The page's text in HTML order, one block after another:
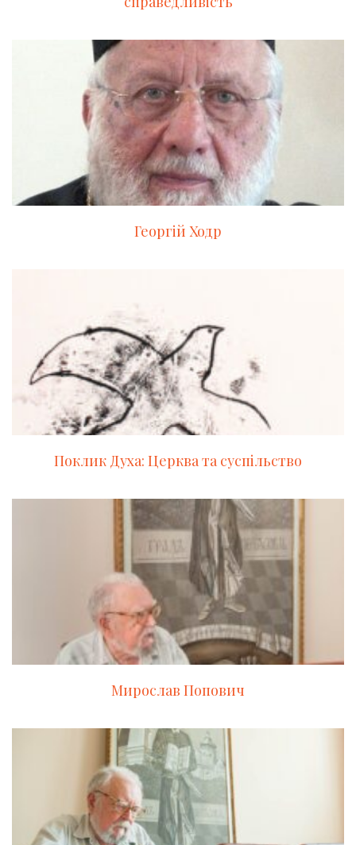
Георгій Ходр
Поклик Духа: Церква та суспільство
Мирослав Попович